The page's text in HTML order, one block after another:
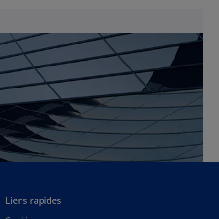
Liens rapides